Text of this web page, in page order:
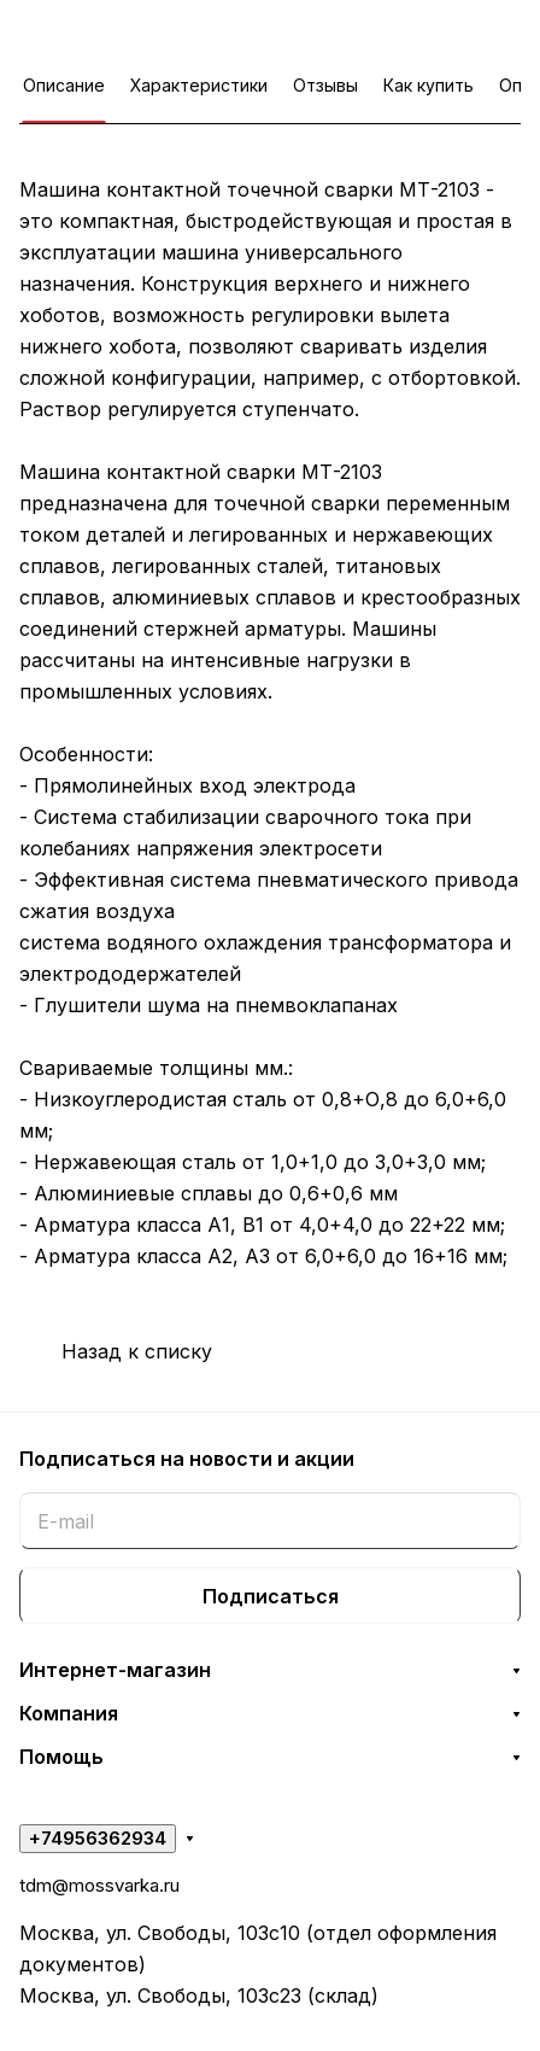
Описание Характеристики Отзывы Как купить
Машина контактной точечной сварки МТ-2103 -
это компактная, быстродействующая и простая в
эксплуатации машина универсального
назначения. Конструкция верхнего и нижнего
хоботов, возможность регулировки вылета
нижнего хобота, позволяют сваривать изделия
сложной конфигурации, например, с отбортовкой.
Раствор регулируется ступенчато.
Машина контактной сварки МТ-2103
предназначена для точечной сварки переменным
током деталей и легированных и нержавеющих
сплавов, легированных сталей, титановых
сплавов, алюминиевых сплавов и крестообразных
соединений стержней арматуры. Машины
рассчитаны на интенсивные нагрузки в
промышленных условиях.
Особенности:
- Прямолинейных вход электрода
- Система стабилизации сварочного тока при
колебаниях напряжения электросети
- Эффективная система пневматического привода
сжатия воздуха
система водяного охлаждения трансформатора и
электрододержателей
- Глушители шума на пнемвоклапанах
Свариваемые толщины мм.:
- Низкоуглеродистая сталь от 0,8+О,8 до 6,0+6,0
мм;
- Нержавеющая сталь от 1,0+1,0 до 3,0+3,0 мм;
- Алюминиевые сплавы до 0,6+0,6 мм
- Арматура класса А1, В1 от 4,0+4,0 до 22+22 мм;
- Арматура класса А2, А3 от 6,0+6,0 до 16+16 мм;
Назад к списку
Подписаться на новости и акции
Подписаться
Интернет-магазин
Компания
Помощь
+74956362934
tdm@mossvarka.ru
Москва, ул. Свободы, 103с10 (отдел оформления
документов)
Москва, ул. Свободы, 103с23 (склад)